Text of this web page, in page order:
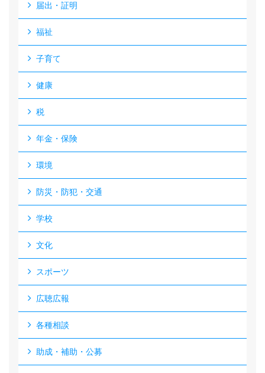
届出・証明
福祉
子育て
健康
税
年金・保険
環境
防災・防犯・交通
学校
文化
スポーツ
広聴広報
各種相談
助成・補助・公募